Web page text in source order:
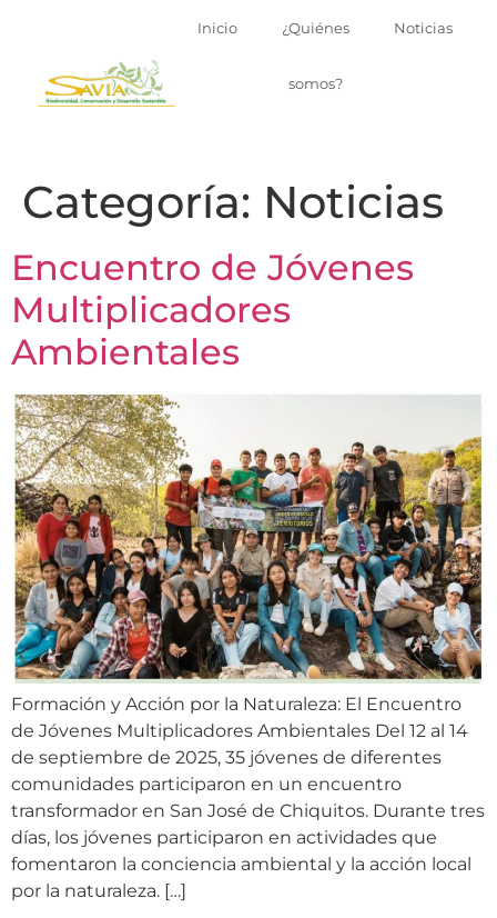
Inicio ¿Quiénes
somos?
Noticias
Categoría: Noticias
Encuentro de Jóvenes
Multiplicadores
Ambientales
Formación y Acción por la Naturaleza: El Encuentro
de Jóvenes Multiplicadores Ambientales Del 12 al 14
de septiembre de 2025, 35 jóvenes de diferentes
comunidades participaron en un encuentro
transformador en San José de Chiquitos. Durante tres
días, los jóvenes participaron en actividades que
fomentaron la conciencia ambiental y la acción local
por la naturaleza. […]